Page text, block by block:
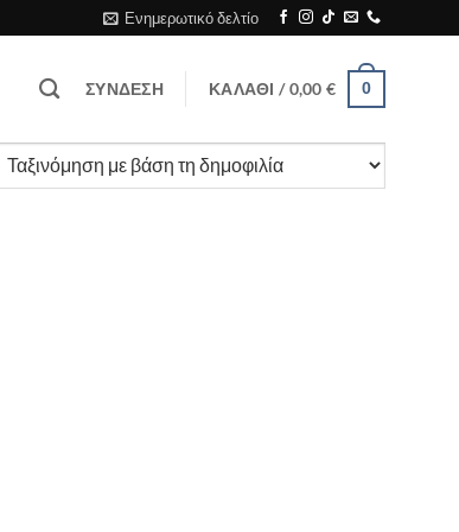
Ενημερωτικό δελτίο
ΣΎΝΔΕΣΗ ΚΑΛΆΘΙ /0,00€ 0